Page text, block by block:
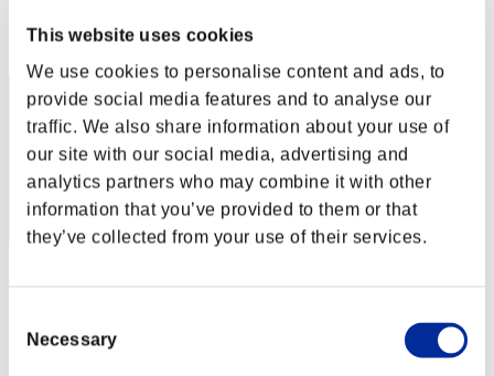
This website uses cookies
We use cookies to personalise content and ads, to
provide social media features and to analyse our
traffic. We also share information about your use of
our site with our social media, advertising and
analytics partners who may combine it with other
information that you’ve provided to them or that
they’ve collected from your use of their services.
Selection
Necessary
RANK
72
RANK